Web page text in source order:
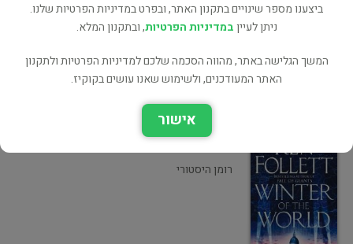
רומן היסטורי
Winter of the World
רומן היסטורי
ביצענו מספר שינויים בתקנון האתר, ובפרט במדיניות הפרטיות שלנו.
ניתן לעייןבמדיניות הפרטיות, ובתקנון המלא.
המשך הגלישה באתר, מהווה הסכמה שלכם למדיניות הפרטיות ולתקנון
האתר המעודכנים, ולשימוש שאנו עושים בקוקיז.
אישור